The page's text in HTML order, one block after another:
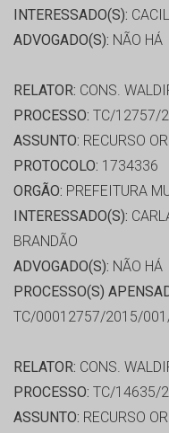
INTERESSADO(S):
ADVOGADO(S): NÃO HÁ
RELATOR: CONS.
PROCESSO: TC/12757/
ASSUNTO: RECURSO
PROTOCOLO: 1734336
ORGÃO: PREFEITURA
INTERESSADO(S):
BRANDÃO
ADVOGADO(S): NÃO HÁ
PROCESSO(S)
TC/00012757/2015/
RELATOR: CONS.
PROCESSO: TC/14635/
ASSUNTO: RECURSO